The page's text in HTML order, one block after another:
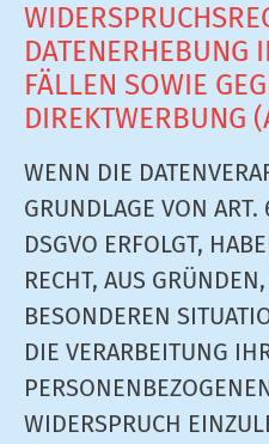
DATENERHEBUNG
FÄLLEN SOWIE
DIREKTWERBUNG
WENN DIE
GRUNDLAGE VON
DSGVO ERFOLGT,
RECHT, AUS
BESONDEREN
DIE VERARBEITUNG
WIDERSPRUCH